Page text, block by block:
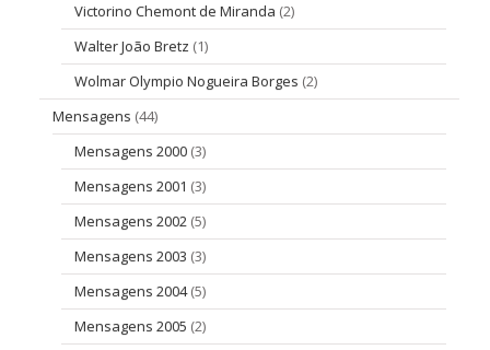
Victorino Chemont de Miranda (2)
Walter João Bretz (1)
Wolmar Olympio Nogueira Borges (2)
Mensagens (44)
Mensagens 2000 (3)
Mensagens 2001 (3)
Mensagens 2002 (5)
Mensagens 2003 (3)
Mensagens 2004(5)
Mensagens 2005 (2)